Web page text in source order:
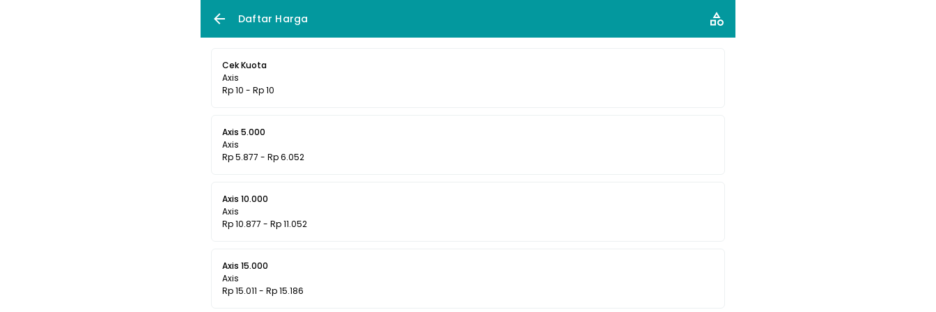
Daftar Harga
Cek Kuota
Axis
Rp 10 - Rp 10
Axis 5.000
Axis
Rp 5.877 - Rp 6.052
Axis 10.000
Axis
Rp 10.877 - Rp 11.052
Axis 15.000
Axis
Rp 15.011 - Rp 15.186